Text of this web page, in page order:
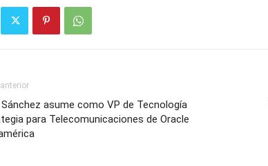
asume como VP de Tecnología
para Telecomunicaciones de Oracle